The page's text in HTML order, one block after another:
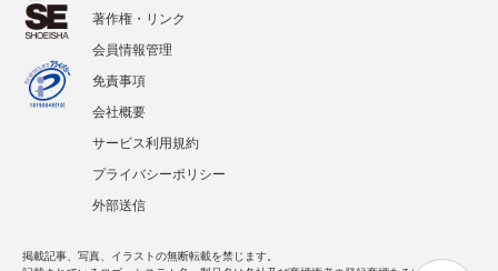
著作権・リンク
会員情報管理
免責事項
会社概要
サービス利用規約
プライバシーポリシー
外部送信
掲載記事、写真、イラストの無断転載を禁じます。